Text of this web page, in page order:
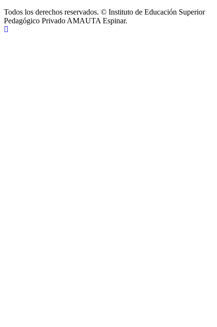
Todos los derechos reservados. © Instituto de Educación Superior
Pedagógico Privado AMAUTA Espinar.